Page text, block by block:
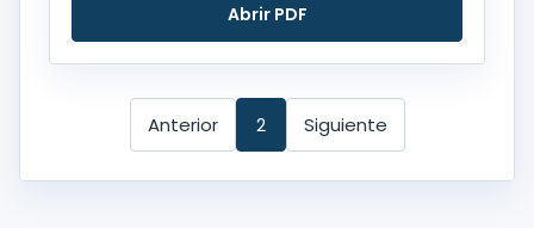
Abrir PDF
Anterior 2 Siguiente